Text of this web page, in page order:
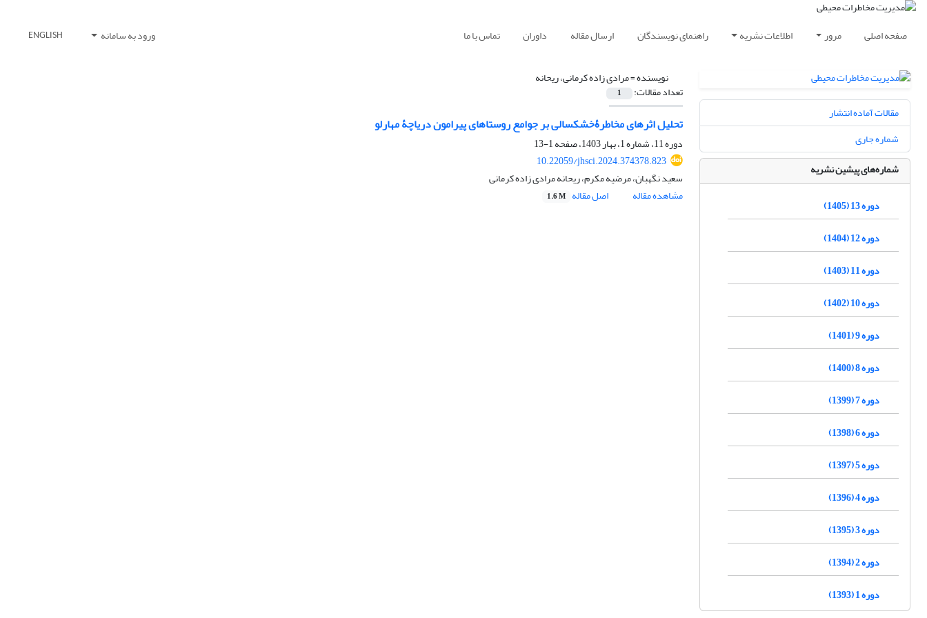
صفحه اصلی مرور اطلاعات نشریه راهنمای نویسندگان ارسال مقاله داوران تماس با ما ورود به سامانه ENGLISH
نویسنده =مرادی زاده کرمانی، ریحانه
تعداد مقالات: 1
تحلیل اثرهای مخاطرۀخشکسالی بر جوامع روستاهای پیرامون دریاچۀ مهارلو
دوره 11، شماره 1، بهار 1403، صفحه
1-13
10.22059/jhsci.2024.374378.823
سعید نگهبان، مرضیه مکرم، ریحانه مرادی زاده کرمانی
مشاهده مقاله
اصل مقاله 1.6 M
مقالات آماده انتشار
شماره جاری
شماره‌های پیشین نشریه
دوره 13 (1405)
دوره 12 (1404)
دوره 11 (1403)
دوره 10 (1402)
دوره 9 (1401)
دوره 8 (1400)
دوره 7 (1399)
دوره 6 (1398)
دوره 5 (1397)
دوره 4 (1396)
دوره 3 (1395)
دوره 2 (1394)
دوره 1 (1393)